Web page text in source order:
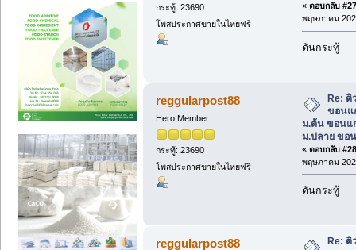
กระทู้: 23690
โพสประกาศขายในไทยฟรี
« ตอบกลับ
พฤษภาคม
ดันกระทู้
reggularpost88
Hero Member
กระทู้: 23690
โพสประกาศขายในไทยฟรี
Re: ติ
ขอนแ
ม.ต้น ขอนแ
ม.ปลาย ขอ
« ตอบกลับ
พฤษภาคม
ดันกระทู้
reggularpost88
Re: ติ